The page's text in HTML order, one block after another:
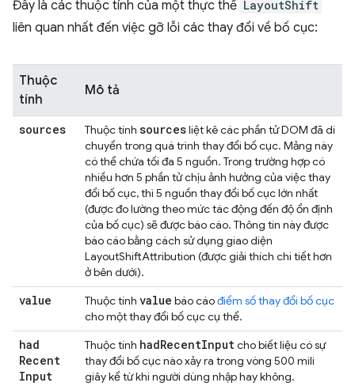
Đây là các thuộc tính của một thực thể LayoutShift
liên quan nhất đến việc gỡ lỗi các thay đổi về bố cục:
Thuộc
tính
Mô tả
sources Thuộc tính sourcesliệt kê các phần tử DOM đã di
chuyển trong quá trình thay đổi bố cục. Mảng này
có thể chứa tối đa 5 nguồn. Trong trường hợp có
nhiều hơn 5 phần tử chịu ảnh hưởng của việc thay
đổi bố cục, thì 5 nguồn thay đổi bố cục lớn nhất
(được đo lường theo mức tác động đến độ ổn định
của bố cục) sẽ được báo cáo. Thông tin này được
báo cáo bằng cách sử dụng giao diện
LayoutShiftAttribution (được giải thích chi tiết hơn
ở bên dưới).
value Thuộc tính value báo cáođiểm số thay đổi bố cục
cho một thay đổi bố cục cụ thể.
had
Recent
Input
Thuộc tính hadRecentInputcho biết liệu có sự
thay đổi bố cục nào xảy ra trong vòng 500 mili
giây kể từ khi người dùng nhập hay không.